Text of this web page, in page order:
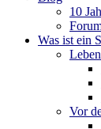
10
Was ist ein
Vor